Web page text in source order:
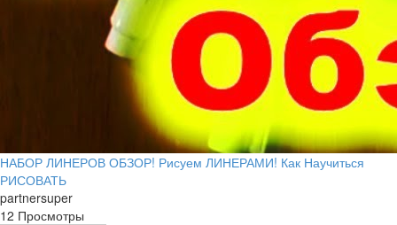
НАБОР ЛИНЕРОВ ОБЗОР! Рисуем ЛИНЕРАМИ! Как Научиться
РИСОВАТЬ
partnersuper
12 Просмотры